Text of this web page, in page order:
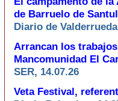
de Barruelo de
Diario de
Arrancan los
Mancomunidad El
SER, 14.07.26
Veta Festival,